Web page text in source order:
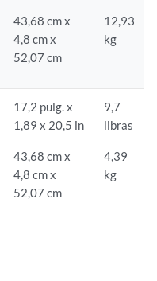
43,68 cm x
4,8 cm x
52,07 cm
12,93
kg
17,2 pulg. x
1,89 x 20,5 in
43,68 cm x
4,8 cm x
52,07 cm
9,7
libras
4,39
kg